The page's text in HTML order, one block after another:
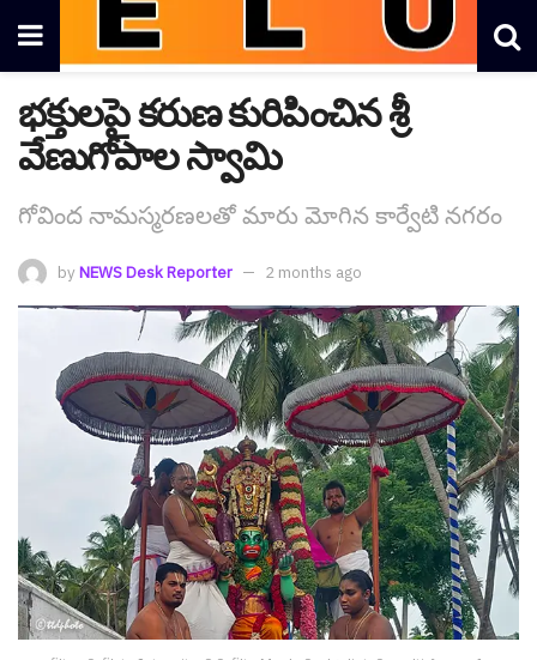
భక్తులపై కరుణ కురిపించిన శ్రీ
వేణుగోపాల స్వామి
గోవింద నామస్మరణలతో మారు మోగిన కార్వేటి నగరం
by NEWS Desk Reporter 2 months ago